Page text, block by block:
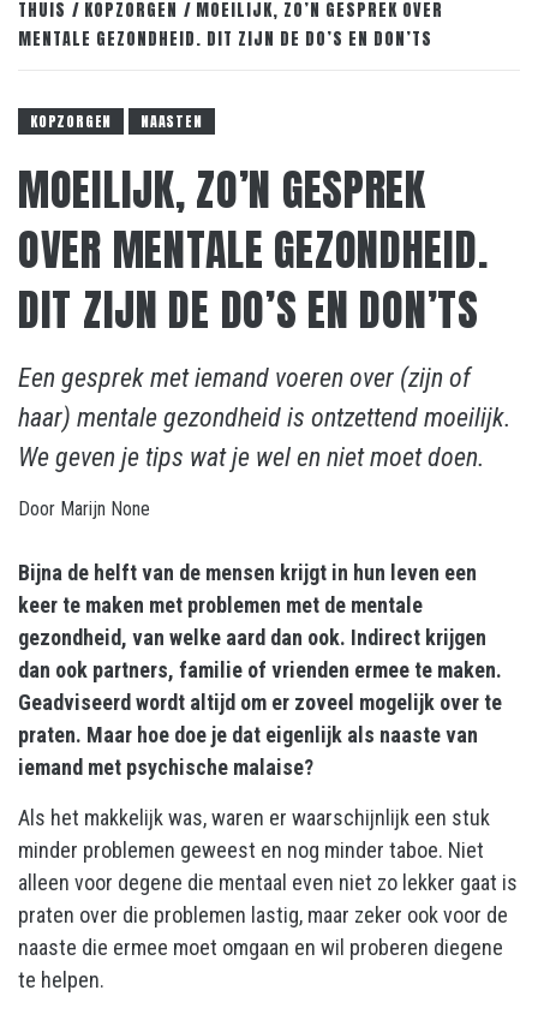
THUIS KOPZORGEN
MOEILIJK, ZO’N GESPREK OVER
MENTALE GEZONDHEID. DIT ZIJN DE DO’S EN DON’TS
KOPZORGEN NAASTEN
MOEILIJK, ZO’N GESPREK
OVER MENTALE GEZONDHEID.
DIT ZIJN DE DO’S EN DON’TS
Een gesprek met iemand voeren over (zijn of
haar) mentale gezondheid is ontzettend moeilijk.
We geven je tips wat je wel en niet moet doen.
Door Marijn None
Bijna de helft van de mensen krijgt in hun leven een
keer te maken met problemen met de mentale
gezondheid, van welke aard dan ook. Indirect krijgen
dan ook partners, familie of vrienden ermee te maken.
Geadviseerd wordt altijd om er zoveel mogelijk over te
praten. Maar hoe doe je dat eigenlijk als naaste van
iemand met psychische malaise?
Als het makkelijk was, waren er waarschijnlijk een stuk
minder problemen geweest en nog minder taboe. Niet
alleen voor degene die mentaal even niet zo lekker gaat is
praten over die problemen lastig, maar zeker ook voor de
naaste die ermee moet omgaan en wil proberen diegene
te helpen.